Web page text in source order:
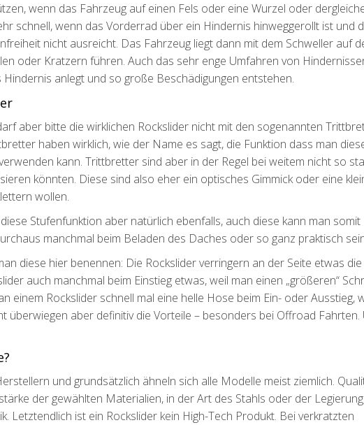
wenn das Fahrzeug auf einen Fels oder eine Wurzel oder
schnell, wenn das Vorderrad über ein Hindernis hinweggerollt ist und
nicht ausreicht. Das Fahrzeug liegt dann mit dem Schweller auf
oder Kratzern führen. Auch das sehr enge Umfahren von
anlegt und so große Beschädigungen entstehen.
aber bitte die wirklichen Rockslider nicht mit den sogenannten
haben wirklich, wie der Name es sagt, die Funktion dass man
kann. Trittbretter sind aber in der Regel bei weitem nicht so
könnten. Diese sind also eher ein optisches Gimmick oder eine
wollen.
Stufenfunktion aber natürlich ebenfalls, auch diese kann man somit
manchmal beim Beladen des Daches oder so ganz praktisch
diese hier benennen: Die Rockslider verringern an der Seite etwas die
auch manchmal beim Einstieg etwas, weil man einen „größeren“
einem Rockslider schnell mal eine helle Hose beim Ein- oder Ausstieg,
überwiegen aber definitiv die Vorteile – besonders bei Offroad Fahrten.
und grundsätzlich ähneln sich alle Modelle meist ziemlich.
der gewählten Materialien, in der Art des Stahls oder der
Letztendlich ist ein Rockslider kein High-Tech Produkt. Bei verkratzten